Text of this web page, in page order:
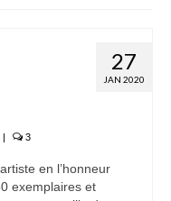
27
JAN 2020
| 3
en l’honneur
exemplaires et